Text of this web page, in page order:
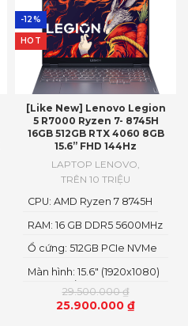
-12%
HOT
[Like New] Lenovo Legion
5 R7000 Ryzen 7- 8745H
16GB 512GB RTX 4060 8GB
15.6” FHD 144Hz
LAPTOP LENOVO,
TRÊN 10 TRIỆU
29.500.000₫
25.900.000 ₫
Màn hình: 15.6" (1920x1080)
IPS, 300nits
Ổ cứng: 512GB PCIe NVMe
RAM: 16 GB DDR5 5600MHz
CPU: AMD Ryzen 7 8745H